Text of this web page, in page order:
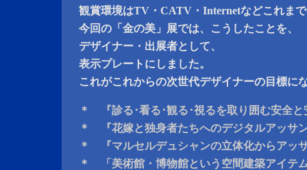
観賞環境はTV・CATV・Internetなどこれま
今回の「金の美」展では、こうしたことを、
デザイナー・出展者として、
表示プレートにしました。
これがこれからの次世代デザイナーの目標に
＊ 『診る･看る･観る･視るを取り囲む安全と
＊ 『花嫁と独身者たちへのデジタルアッサ
＊ 『マルセルデュシャンの立体化からアッ
＊ 「美術館・博物館という空間建築アイテ